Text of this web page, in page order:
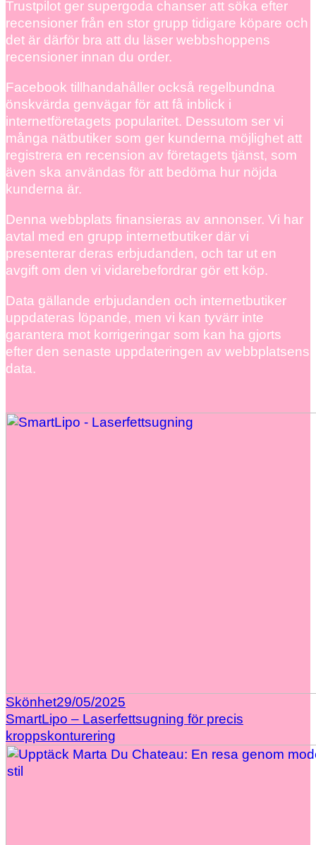
Trustpilot ger supergoda chanser att söka efter
recensioner från en stor grupp tidigare köpare och
det är därför bra att du läser webbshoppens
recensioner innan du order.
Facebook tillhandahåller också regelbundna
önskvärda genvägar för att få inblick i
internetföretagets popularitet. Dessutom ser vi
många nätbutiker som ger kunderna möjlighet att
registrera en recension av företagets tjänst, som
även ska användas för att bedöma hur nöjda
kunderna är.
Denna webbplats finansieras av annonser. Vi har
avtal med en grupp internetbutiker där vi
presenterar deras erbjudanden, och tar ut en
avgift om den vi vidarebefordrar gör ett köp.
Data gällande erbjudanden och internetbutiker
uppdateras löpande, men vi kan tyvärr inte
garantera mot korrigeringar som kan ha gjorts
efter den senaste uppdateringen av webbplatsens
data.
Skönhet29/05/2025
SmartLipo – Laserfettsugning för precis
kroppskonturering